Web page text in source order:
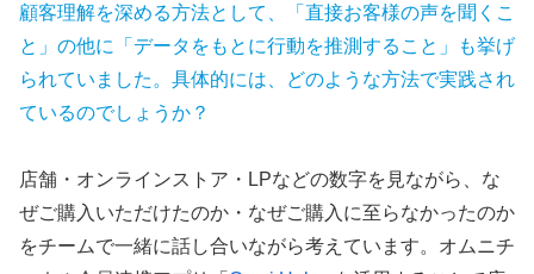
顧客理解を深める方法として、「直接お客様の声を聞くこ
と」の他に「データをもとに行動を推測すること」も挙げ
られていました。具体的には、どのような方法で実践され
ているのでしょうか？
店舗・オンラインストア・LPなどの数字を見ながら、な
ぜご購入いただけたのか・なぜご購入に至らなかったのか
をチームで一緒に話し合いながら考えています。オムニチ